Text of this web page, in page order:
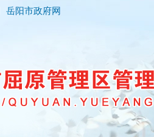
岳阳市政府网